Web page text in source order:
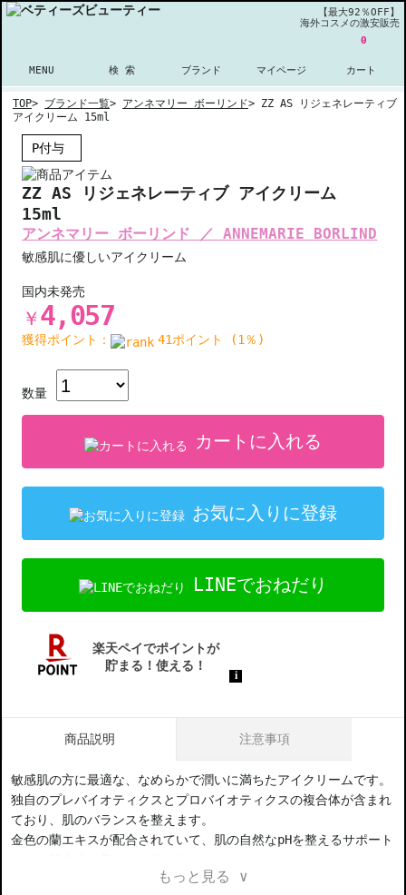
【最大92％OFF】
海外コスメの激安販売
MENU 検 索 ブランド マイページ
0
カート
TOP> ブランド一覧> アンネマリー ボーリンド> ZZ AS リジェネレーティブ
アイクリーム 15ml
P付与
ZZ AS リジェネレーティブ アイクリーム
15ml
アンネマリー ボーリンド ／ ANNEMARIE BORLIND
敏感肌に優しいアイクリーム
国内未発売
￥ 4,057
獲得ポイント： 41ポイント (1％)
数量
カートに入れる
お気に入りに登録
LINEでおねだり
商品説明 注意事項
敏感肌の方に最適な、なめらかで潤いに満ちたアイクリームです。
独自のプレバイオティクスとプロバイオティクスの複合体が含まれ
ており、肌のバランスを整えます。
金色の蘭エキスが配合されていて、肌の自然なpHを整えるサポート
また、目元の印象を整え、ふっくらとした柔らかな肌を実感できま
もっと見る ∨